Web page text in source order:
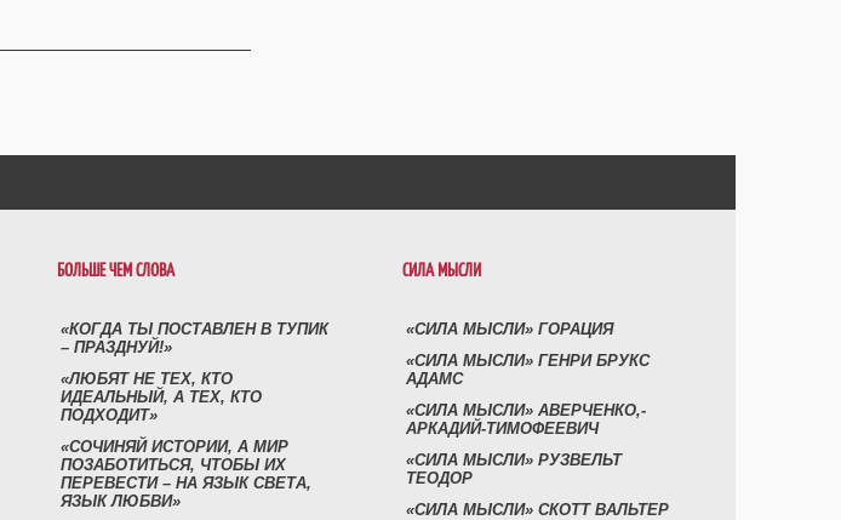
БОЛЬШЕ ЧЕМ СЛОВА
«КОГДА ТЫ ПОСТАВЛЕН В ТУПИК
– ПРАЗДНУЙ!»
«ЛЮБЯТ НЕ ТЕХ, КТО
ИДЕАЛЬНЫЙ, А ТЕХ, КТО
ПОДХОДИТ»
«СОЧИНЯЙ ИСТОРИИ, А МИР
ПОЗАБОТИТЬСЯ, ЧТОБЫ ИХ
ПЕРЕВЕСТИ – НА ЯЗЫК СВЕТА,
ЯЗЫК ЛЮБВИ»
СИЛА МЫСЛИ
«СИЛА МЫСЛИ» ГОРАЦИЯ
«СИЛА МЫСЛИ» ГЕНРИ БРУКС
АДАМС
«СИЛА МЫСЛИ» АВЕРЧЕНКО,-
АРКАДИЙ-ТИМОФЕЕВИЧ
«СИЛА МЫСЛИ» РУЗВЕЛЬТ
ТЕОДОР
«СИЛА МЫСЛИ» СКОТТ ВАЛЬТЕР